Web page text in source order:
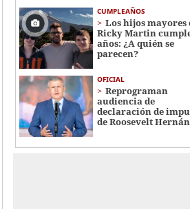
CUMPLEAÑOS
Los hijos mayores
Ricky Martin
años: ¿A quién se
parecen?
OFICIAL
Reprograman
audiencia de
declaración de
de Roosevelt